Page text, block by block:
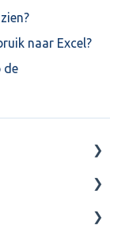
naar Excel?
de